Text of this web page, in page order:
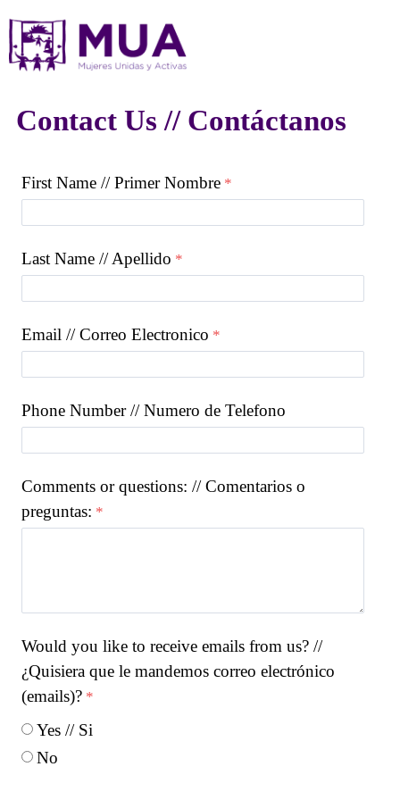
Contact Us // Contáctanos
First Name // Primer Nombre
Last Name // Apellido
Email // Correo Electronico
Phone Number // Numero de Telefono
Comments or questions: // Comentarios o
preguntas:
Would you like to receive emails from us? //
¿Quisiera que le mandemos correo electrónico
(emails)?
Yes // Si
No